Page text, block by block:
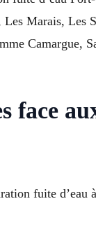
Marais, Les
Camargue,
face
fuite